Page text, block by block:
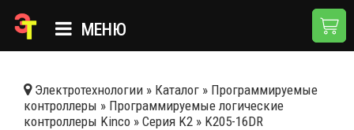
МЕНЮ
КАТАЛОГ
Электротехнологии » Каталог » Программируемые
контроллеры » Программируемые логические
контроллеры Kinсo » Серия K2 » K205-16DR